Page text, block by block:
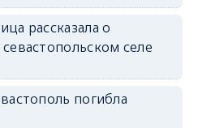
рассказала о
селе
погибла